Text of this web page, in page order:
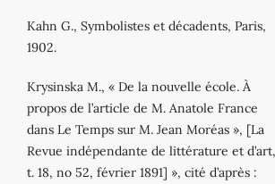
Kahn G., Symbolistes et décadents, Paris,
1902.
Krysinska M., « De la nouvelle école. À
propos de l’article de M. Anatole France
dans Le Temps sur M. Jean Moréas », [La
Revue indépendante de littérature et d’art,
t. 18, no 52, février 1891] », cité d’après :